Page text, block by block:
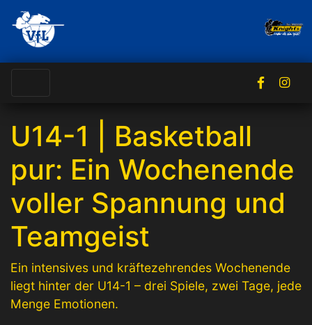
U14-1 | Basketball
pur: Ein Wochenende
voller Spannung und
Teamgeist
Ein intensives und kräftezehrendes Wochenende
liegt hinter der U14-1 – drei Spiele, zwei Tage, jede
Menge Emotionen.